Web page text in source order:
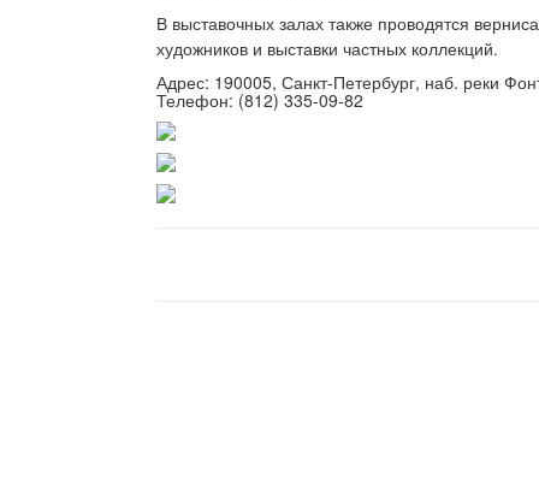
В выставочных залах также проводятся
художников и выставки частных коллекций.
Адрес: 190005, Санкт-Петербург, наб. реки
Телефон: (812) 335-09-82